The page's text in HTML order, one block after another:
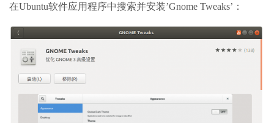
在Ubuntu软件应用程序中搜索并安装’Gnome Tweaks’：